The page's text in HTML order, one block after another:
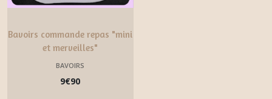
Bavoirs commande repas "mini
et merveilles"
BAVOIRS
9€90